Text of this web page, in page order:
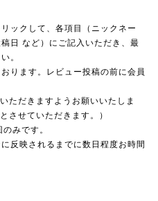
ックして、各項目（ニックネー
日 など）にご記入いただき、最
。
ります。レビュー投稿の前に会員
ただきますようお願いいたしま
させていただきます。）
みです。
反映されるまでに数日程度お時間